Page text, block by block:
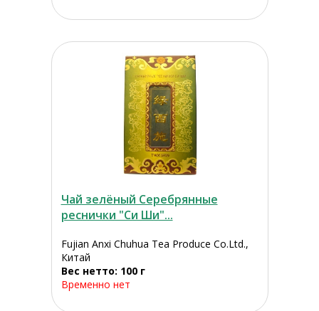
Чай зелёный Серебрянные
реснички "Си Ши"...
Fujian Anxi Chuhua Tea Produce Co.Ltd.,
Китай
Вес нетто: 100 г
Временно нет